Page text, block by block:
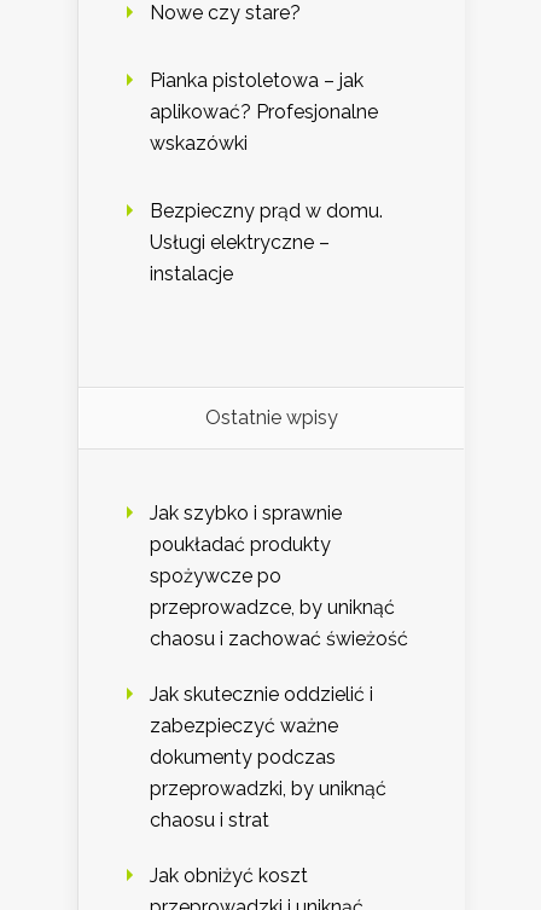
Nowe czy stare?
Pianka pistoletowa – jak
aplikować? Profesjonalne
wskazówki
Bezpieczny prąd w domu.
Usługi elektryczne –
instalacje
Ostatnie wpisy
Jak szybko i sprawnie
poukładać produkty
spożywcze po
przeprowadzce, by uniknąć
chaosu i zachować świeżość
Jak skutecznie oddzielić i
zabezpieczyć ważne
dokumenty podczas
przeprowadzki, by uniknąć
chaosu i strat
Jak obniżyć koszt